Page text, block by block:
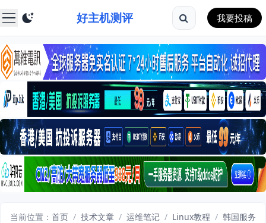
好主机测评 我要投稿
当前位置： 首页 / 技术文章 / 运维笔记 / Linux教程 / 韩国服务